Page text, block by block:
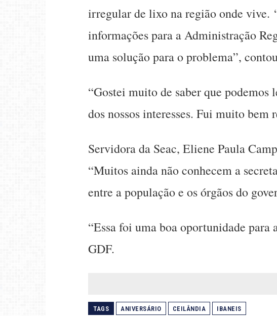
irregular de lixo na região onde vive.
informações para a Administração
uma solução para o problema”,
“Gostei muito de saber que podemos
dos nossos interesses. Fui muito
Servidora da Seac, Eliene Paula
“Muitos ainda não conhecem a
entre a população e os órgãos do
“Essa foi uma boa oportunidade para
GDF.
TAGS ANIVERSÁRIO CEILÂNDIA IBANEIS